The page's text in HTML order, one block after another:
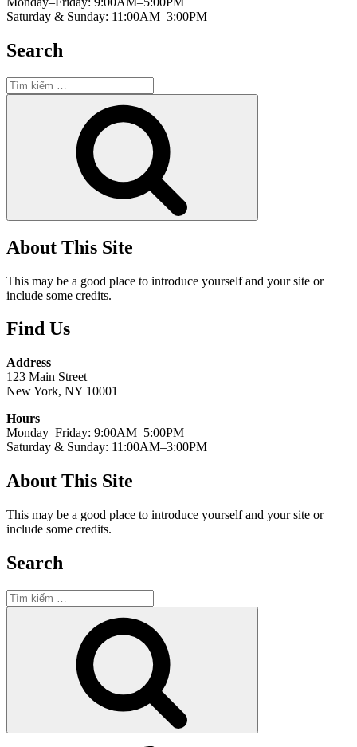
Saturday & Sunday: 11:00AM–3:00PM
Search
Tìm
kiếm:
About This Site
This may be a good place to introduce yourself and your site or
include some credits.
Find Us
Address
123 Main Street
New York, NY 10001
Hours
Monday–Friday: 9:00AM–5:00PM
Saturday & Sunday: 11:00AM–3:00PM
About This Site
This may be a good place to introduce yourself and your site or
include some credits.
Search
Tìm
kiếm: